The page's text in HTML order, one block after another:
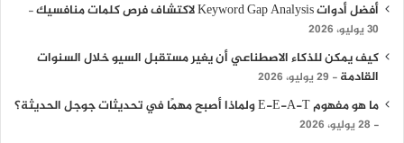
أفضل أدوات Keyword Gap Analysis لاكتشاف فرص كلمات منافسيك
30 يوليو، 2026
كيف يمكن للذكاء الاصطناعي أن يغير مستقبل السيو خلال السنوات
القادمة
29 يوليو، 2026
ما هو مفهوم E-E-A-T ولماذا أصبح مهمًا في تحديثات جوجل الحديثة؟
28 يوليو، 2026